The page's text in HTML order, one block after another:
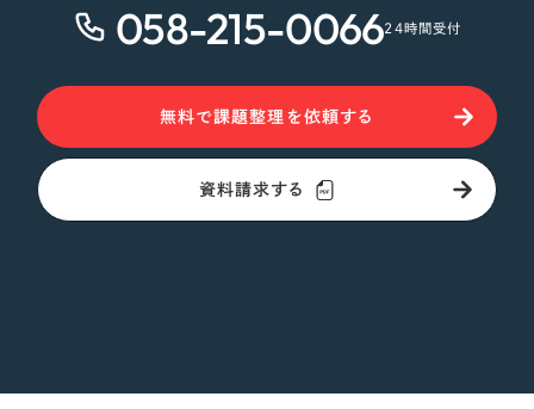
058-215-006624時間受付
無料で課題整理を依頼する
資料請求する